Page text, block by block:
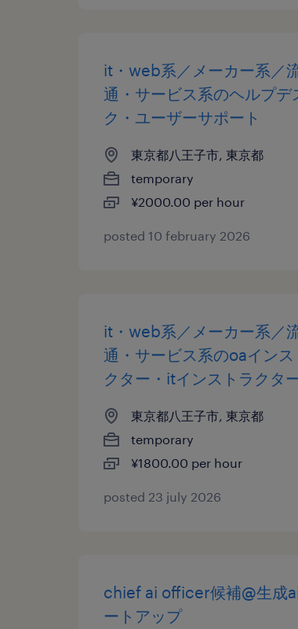
it・web系／メーカー系／
通・サービス系のヘルプデ
ク・ユーザーサポート
東京都八王子市, 東京都
temporary
¥2000.00 per hour
posted 10 february 2026
it・web系／メーカー系／
通・サービス系のoaインス
クター・itインストラクタ
東京都八王子市, 東京都
temporary
¥1800.00 per hour
posted 23 july 2026
chief ai officer候補@生成
ートアップ